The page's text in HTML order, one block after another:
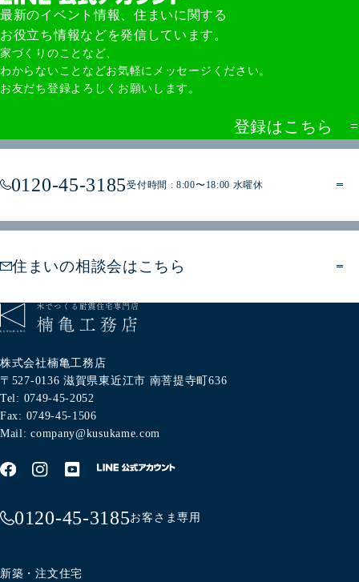
0120-45-3185受付時間 : 8:00〜18:00 水曜休
住まいの相談会はこちら
最新のイベント情報、住まいに関する
お役立ち情報などを発信しています。
家づくりのことなど、
わからないことなどお気軽にメッセージください。
お友だち登録よろしくお願いします。
登録はこちら
株式会社楠亀工務店
〒527-0136 滋賀県東近江市 南菩提寺町636
Tel: 0749-45-2052
Fax: 0749-45-1506
Mail: company@kusukame.com
0120-45-3185お客さま専用
新築・注文住宅